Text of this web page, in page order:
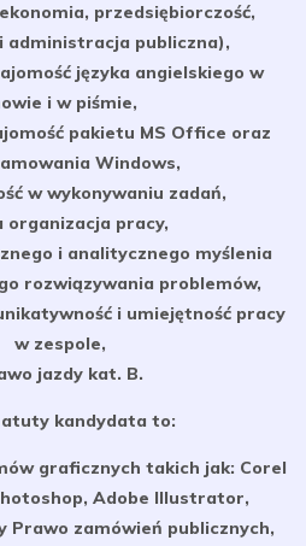
przedsiębiorczość,
administracja publiczna),
języka angielskiego w
i w piśmie,
pakietu MS Office oraz
Windows,
w wykonywaniu zadań,
organizacja pracy,
i analitycznego myślenia
rozwiązywania problemów,
i umiejętność pracy
w zespole,
jazdy kat. B.
kandydata to:
graficznych takich jak: Corel
Adobe Illustrator,
Prawo zamówień publicznych,